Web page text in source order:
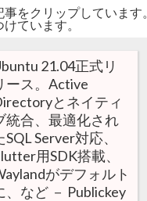
をクリップしていま
ています。
21.04正式リ
ース。Active
とネイティ
統合、最適化され
SQL Server対応、
用SDK搭載、
がデフォルト
、など － Publickey